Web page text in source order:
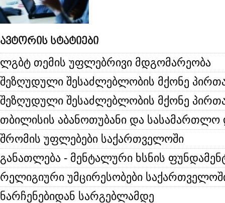
ავტორის სტატიები
ლგბტ თემის უფლებრივი მდგომარეობა
შეზღუდული შესაძლებლობის მქონე
შეზღუდული შესაძლებლობის მქონე
თბილისის აბანოთუბანი და სასამართლო
შრომის უფლებები საქართველოში
განათლება - მენტალური ხსნის
რელიგიური უმცირესობები
ნარჩენებიდან სარგებლამდე